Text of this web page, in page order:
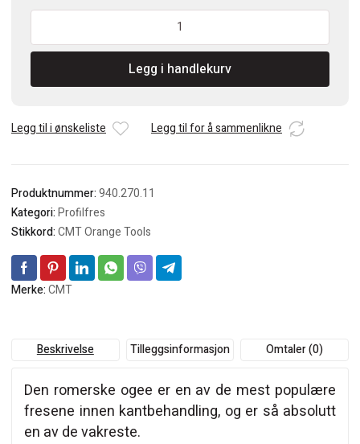
CMT
m/lager
Roman
antall
Legg i handlekurv
Legg til i ønskeliste Legg til for å sammenlikne
Produktnummer:940.270.11
Kategori:Profilfres
Stikkord:CMT Orange Tools
Merke:CMT
Beskrivelse Tilleggsinformasjon Omtaler (0)
Den romerske ogee er en av de mest populære
fresene innen kantbehandling, og er så absolutt
en av de vakreste.